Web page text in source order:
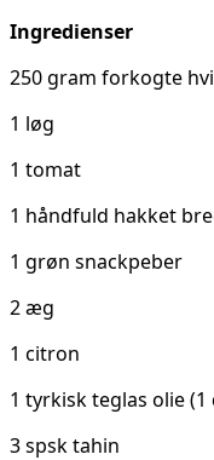
Ingredienser
250 gram forkogte
1 løg
1 tomat
1 håndfuld hakket
1 grøn snackpeber
2 æg
1 citron
1 tyrkisk teglas olie (1
3 spsk tahin